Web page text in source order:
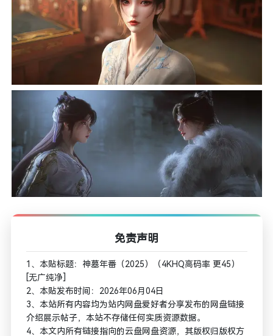
免责声明
1、本贴标题：神墓年番（2025）（4KHQ高码率 更45）
[无广纯净]
2、本贴发布时间：2026年06月04日
3、本站所有内容均为站内网盘爱好者分享发布的网盘链接
介绍展示帖子，本站不存储任何实质资源数据。
4、本文内所有链接指向的云盘网盘资源，其版权归版权方